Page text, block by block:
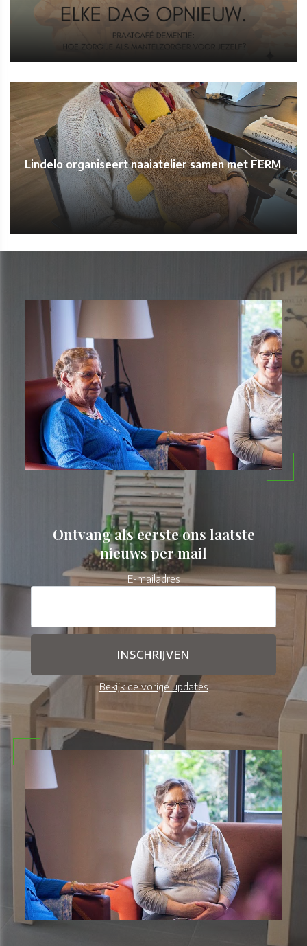
Lindelo organiseert naaiatelier samen met FERM
Ontvang als eerste ons laatste
nieuws per mail
E-mailadres
Bekijk de vorige updates